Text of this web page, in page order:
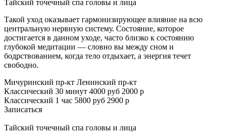
Тайский точечный спа головы и лица
Такой уход оказывает гармонизирующее влияние на всю
центральную нервную систему. Состояние, которое
достигается в данном уходе, часто близко к состоянию
глубокой медитации — словно вы между сном и
бодрствованием, когда тело отдыхает, а энергия течет
свободно.
Мичуринский пр-кт Ленинский пр-кт
Классический 30 минут 4000 руб 2000 р
Классический 1 час 5800 руб 2900 р
Записаться
Тайский точечный спа головы и лица